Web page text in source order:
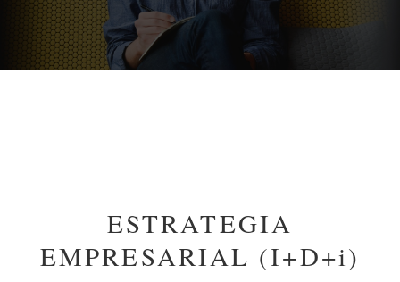
ESTRATEGIA
EMPRESARIAL (I+D+i)